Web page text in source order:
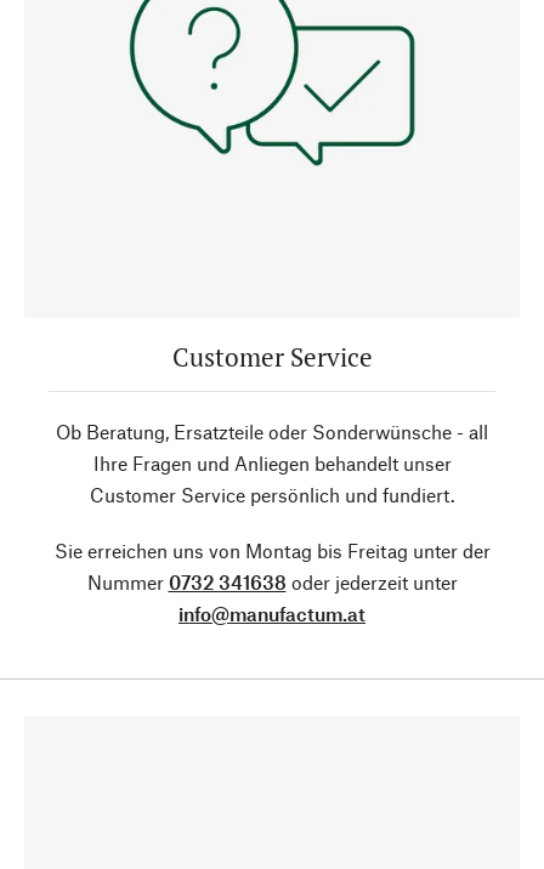
Customer Service
Ob Beratung, Ersatzteile oder Sonderwünsche - all
Ihre Fragen und Anliegen behandelt unser
Customer Service persönlich und fundiert.
Sie erreichen uns von Montag bis Freitag unter der
Nummer 0732 341638 oder jederzeit unter
info@manufactum.at